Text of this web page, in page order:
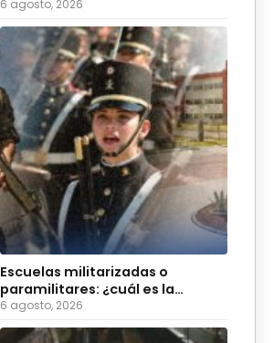
Morena
6 agosto, 2026
Escuelas militarizadas o
paramilitares: ¿cuál es la
diferencia?
6 agosto, 2026